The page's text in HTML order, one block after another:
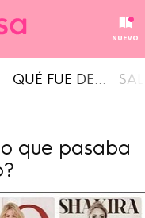
NUEVO
QUÉ FUE DE...
que pasaba